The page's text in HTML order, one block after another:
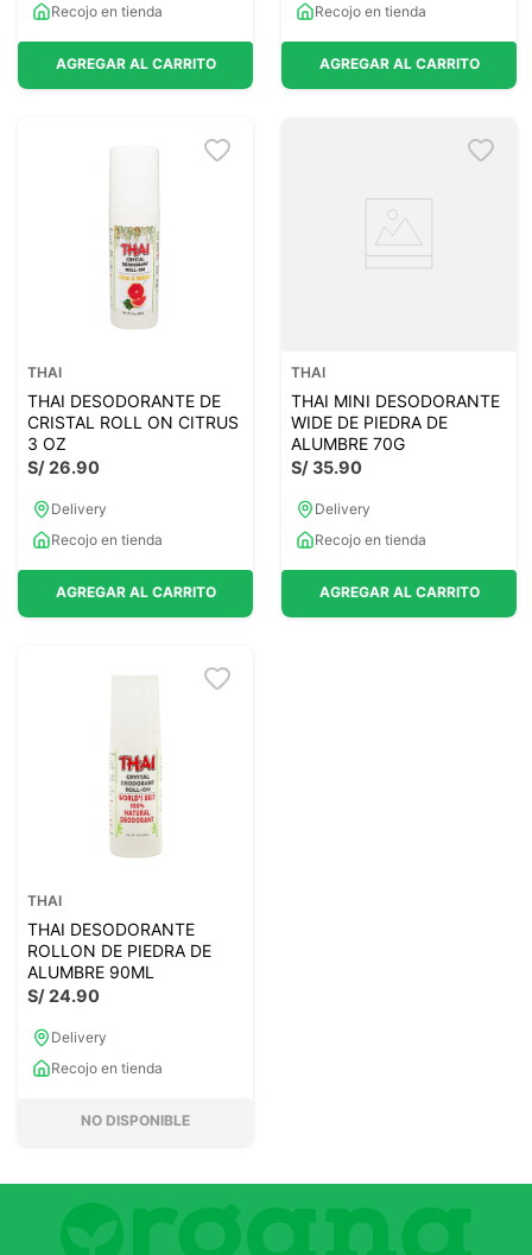
Recojo en tienda
AGREGAR AL CARRITO
Recojo en tienda
AGREGAR AL CARRITO
THAI
THAI DESODORANTE DE
CRISTAL ROLL ON CITRUS
3 OZ
S/26.90
Delivery
Recojo en tienda
AGREGAR AL CARRITO
THAI
THAI MINI DESODORANTE
WIDE DE PIEDRA DE
ALUMBRE 70G
S/35.90
Delivery
Recojo en tienda
AGREGAR AL CARRITO
THAI
THAI DESODORANTE
ROLLON DE PIEDRA DE
ALUMBRE 90ML
S/24.90
Delivery
Recojo en tienda
NO DISPONIBLE